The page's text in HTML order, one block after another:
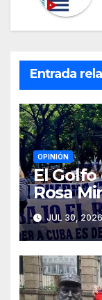
Entrada
OPINIÓN
El
Rosa
JUL 30,